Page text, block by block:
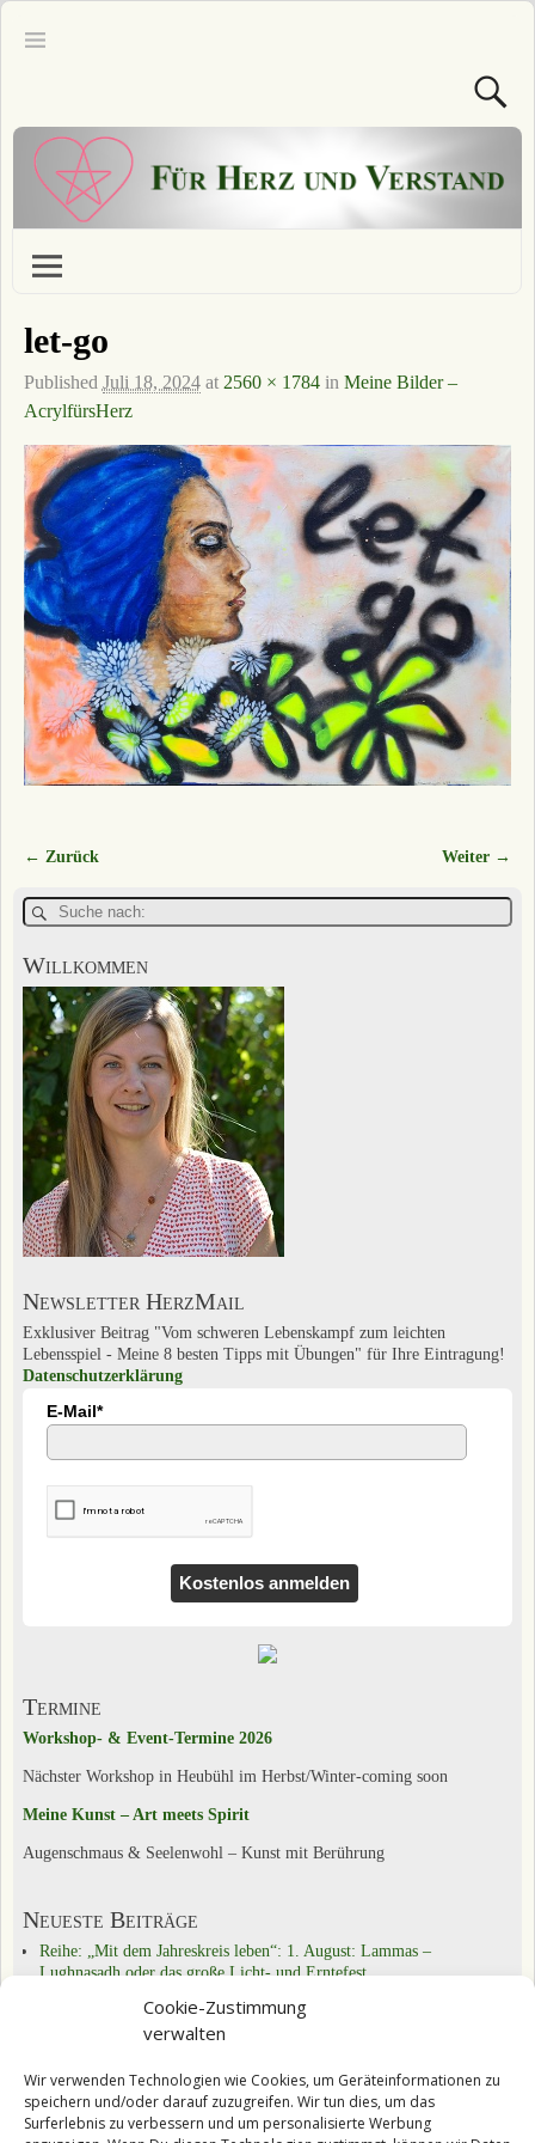
Cookie-Zustimmung
verwalten
Wir verwenden Technologien wie Cookies, um Geräteinformationen zu
speichern und/oder darauf zuzugreifen. Wir tun dies, um das
Surferlebnis zu verbessern und um personalisierte Werbung
let-go
Published Juli 18, 2024at 2560 × 1784in Meine Bilder –
AcrylfürsHerz
← Zurück Weiter →
Willkommen
Newsletter HerzMail
Exklusiver Beitrag "Vom schweren Lebenskampf zum leichten
Lebensspiel - Meine 8 besten Tipps mit Übungen" für Ihre Eintragung!
Datenschutzerklärung
E-Mail*
Kostenlos anmelden
Termine
Workshop- & Event-Termine 2026
Nächster Workshop in Heubühl im Herbst/Winter-coming soon
Meine Kunst – Art meets Spirit
Augenschmaus & Seelenwohl – Kunst mit Berührung
Neueste Beiträge
Reihe: „Mit dem Jahreskreis leben“: 1. August: Lammas –
Lughnasadh oder das große Licht- und Erntefest
alte Bräuche weiter leben
Reihe „Mit dem Jahreskreis leben“: Beltane: Walpurgisnacht, Feuer-,
Kategorien